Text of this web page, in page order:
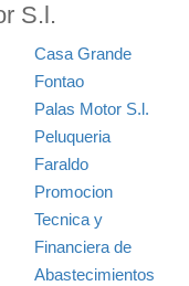
S.l.
Casa Grande
Fontao
Palas Motor S.l.
Peluqueria
Faraldo
Promocion
Tecnica y
Financiera de
Abastecimientos